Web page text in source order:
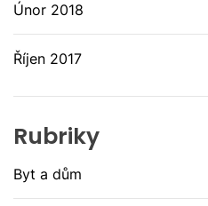
Únor 2018
Říjen 2017
Rubriky
Byt a dům